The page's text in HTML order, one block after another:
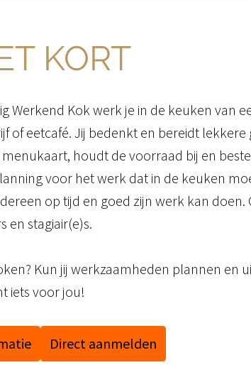
KORT
Werkend Kok werk je in de keuken van
of eetcafé. Jij bedenkt en bereidt
houdt de voorraad bij en
voor het werk dat in de keuken
op tijd en goed zijn werk kan doen.
en stagiair(e)s.
Kun jij werkzaamheden plannen en
iets voor jou!
Direct aanmelden